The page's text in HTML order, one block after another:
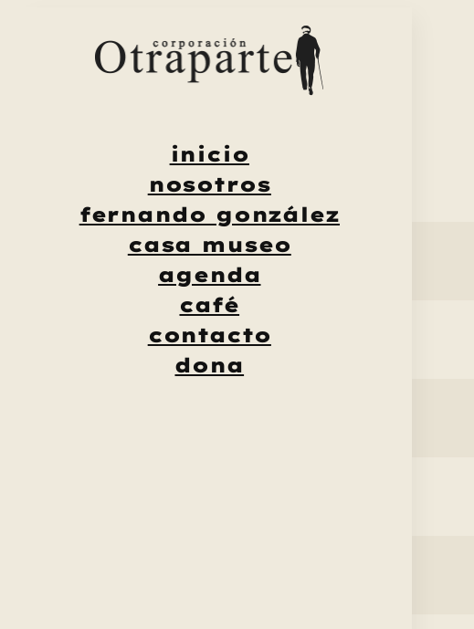
inicio
nosotros
fernando gonzález
casa museo
agenda
café
contacto
dona